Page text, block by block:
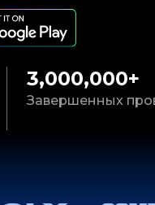
3,000,000+
Завершенных